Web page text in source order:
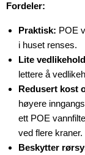
Fordeler:
Praktisk: POE
i huset renses.
Lite
lettere å
Redusert kost
høyere
ett POE
ved flere kraner.
Beskytter